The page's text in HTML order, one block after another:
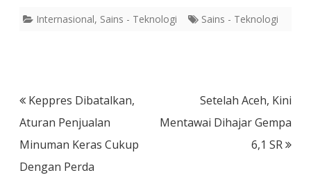
Internasional, Sains - Teknologi Sains - Teknologi
Post
navigation
Keppres Dibatalkan,
Aturan Penjualan
Minuman Keras Cukup
Dengan Perda
Setelah Aceh, Kini
Mentawai Dihajar Gempa
6,1 SR